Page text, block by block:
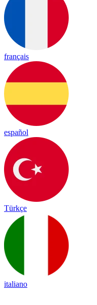
français
español
Türkçe
italiano